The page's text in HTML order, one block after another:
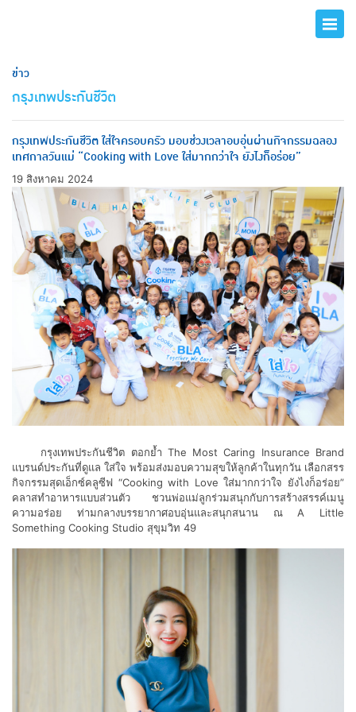
ข่าว
กรุงเทพประกันชีวิต
กรุงเทพประกันชีวิต ใส่ใจครอบครัว มอบช่วงเวลาอบอุ่นผ่านกิจกรรมฉลอง
เทศกาลวันแม่ “Cooking with Love ใส่มากกว่าใจ ยังไงก็อร่อย”
19 สิงหาคม 2024
กรุงเทพประกันชีวิต ตอกย้ำ The Most Caring Insurance Brand
แบรนด์ประกันที่ดูแล ใส่ใจ พร้อมส่งมอบความสุขให้ลูกค้าในทุกวัน เลือกสรร
กิจกรรมสุดเอ็กซ์คลูซีฟ “Cooking with Love ใส่มากกว่าใจ ยังไงก็อร่อย”
คลาสทำอาหารแบบส่วนตัว ชวนพ่อแม่ลูกร่วมสนุกกับการสร้างสรรค์เมนู
ความอร่อย ท่ามกลางบรรยากาศอบอุ่นและสนุกสนาน ณ A Little
Something Cooking Studio สุขุมวิท 49